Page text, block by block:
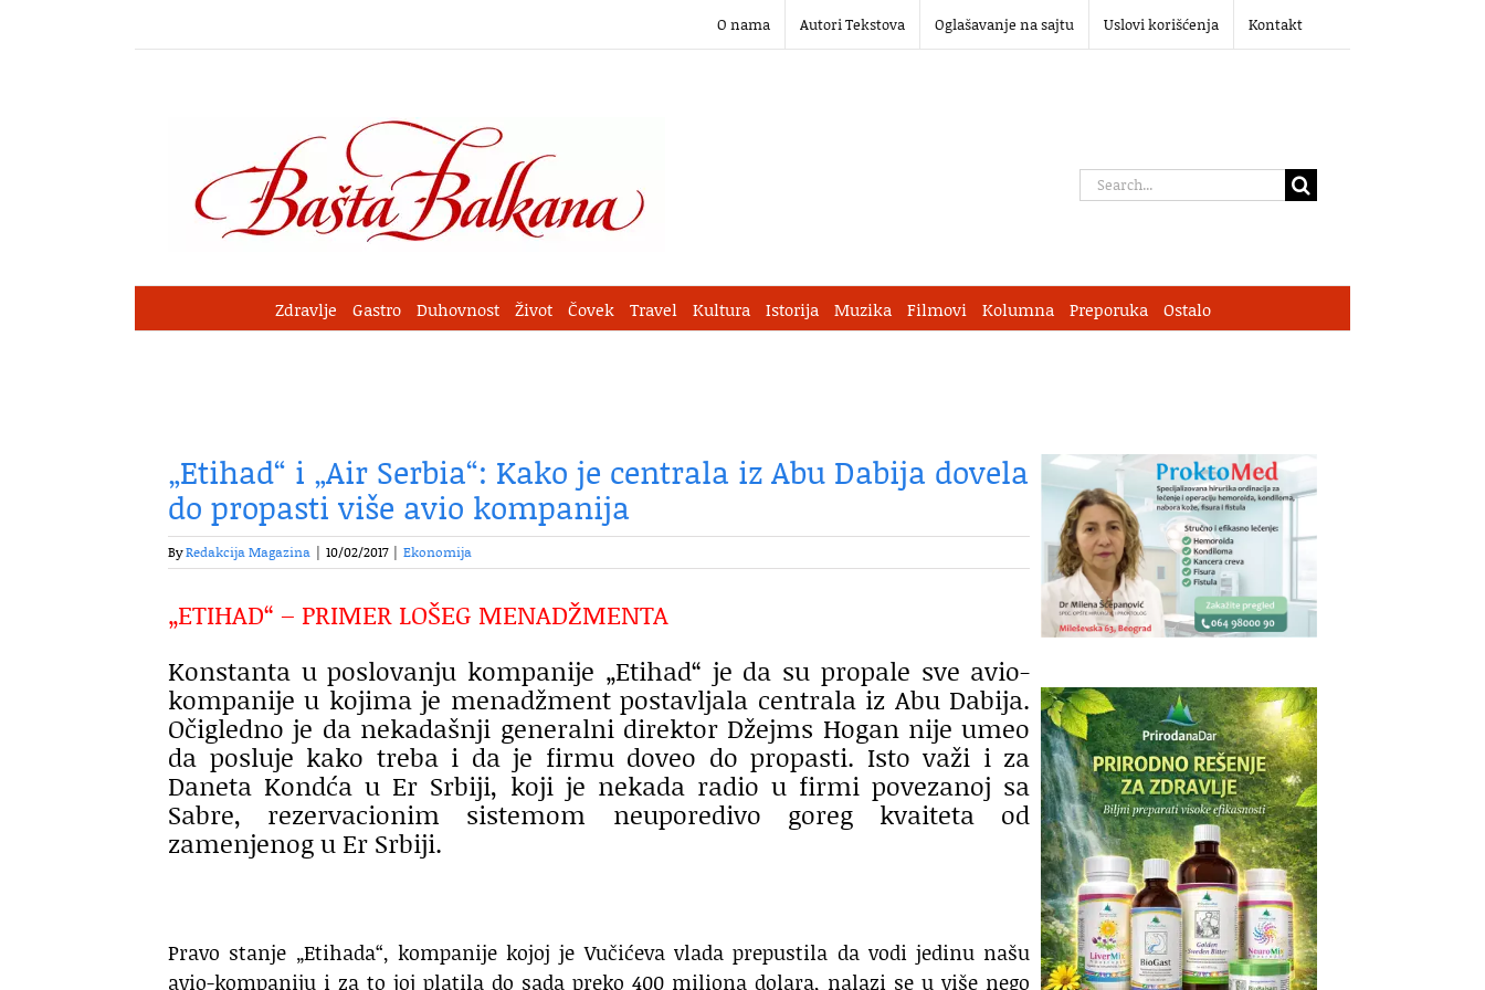
O nama Autori Tekstova Oglašavanje na sajtu Uslovi korišćenja Kontakt
Search
Zdravlje Gastro Duhovnost Život Čovek Travel Kultura Istorija Muzika Filmovi Kolumna Preporuka Ostalo
„Etihad“ i „Air Serbia“: Kako je centrala iz Abu Dabija dovela
do propasti više avio kompanija
ByRedakcija Magazina | 10/02/2017 | Ekonomija
„ETIHAD“ – PRIMER LOŠEG MENADŽMENTA
Konstanta u poslovanju kompanije „Etihad“ je da su propale sve avio-
kompanije u kojima je menadžment postavljala centrala iz Abu Dabija.
Očigledno je da nekadašnji generalni direktor Džejms Hogan nije umeo
da posluje kako treba i da je firmu doveo do propasti. Isto važi i za
Daneta Kondća u Er Srbiji, koji je nekada radio u firmi povezanoj sa
Sabre, rezervacionim sistemom neuporedivo goreg kvaiteta od
zamenjenog u Er Srbiji.
Pravo stanje „Etihada“, kompanije kojoj je Vučićeva vlada prepustila da vodi jedinu našu
avio-kompaniju i za to joj platila do sada preko 400 miliona dolara, nalazi se u više nego